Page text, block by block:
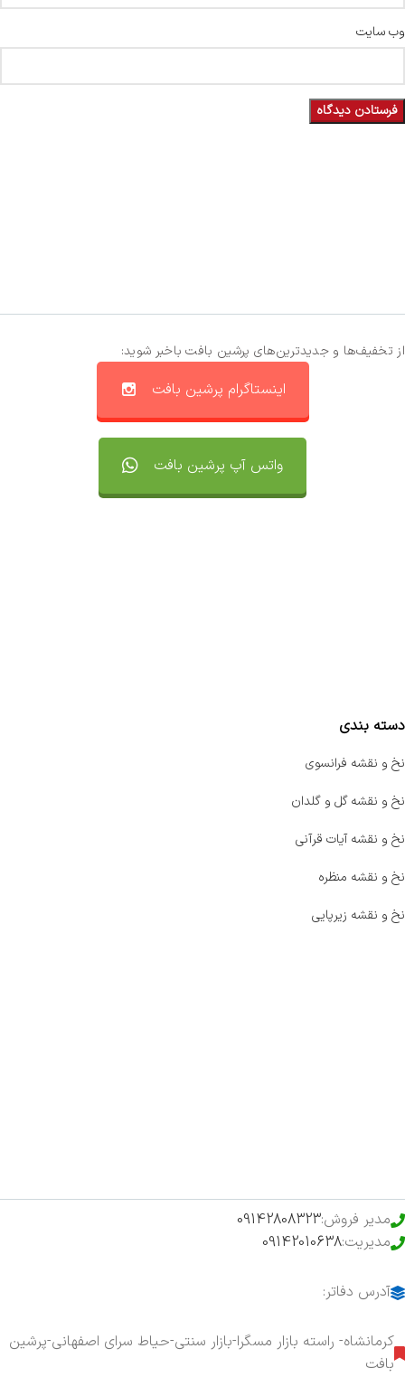
وب‌ سایت
از تخفیف‌ها و جدیدترین‌های پرشین بافت باخبر شوید:
اینستاگرام پرشین بافت
واتس آپ پرشین بافت
دسته بندی
نخ و نقشه فرانسوی
نخ و نقشه گل و گلدان
نخ و نقشه آیات قرآنی
نخ و نقشه منظره
نخ و نقشه زیرپایی
مدیر فروش:09142808323
مدیریت:09142010638
آدرس دفاتر:
کرمانشاه- راسته بازار مسگرا-بازار سنتی-حیاط سرای اصفهانی-پرشین
بافت